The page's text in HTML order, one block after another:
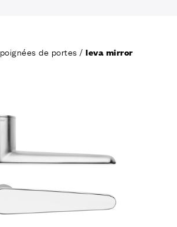
poignées de portes /leva mirror